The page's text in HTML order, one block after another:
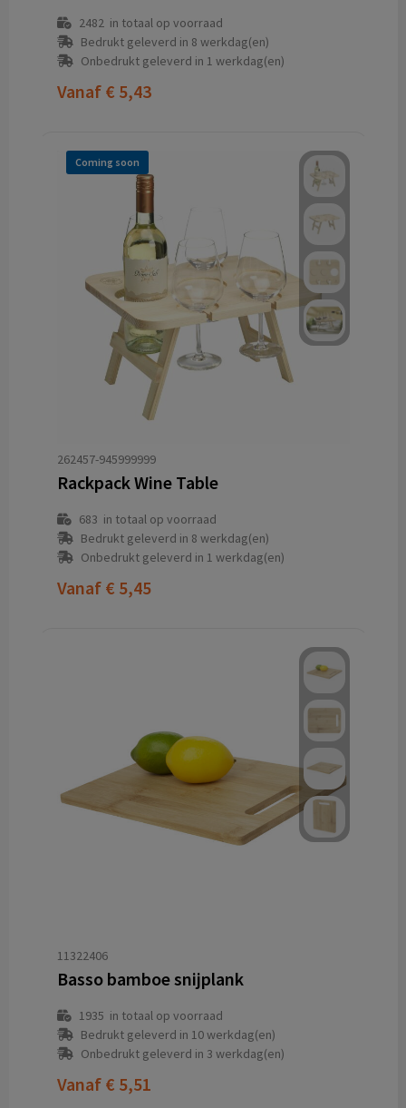
2482in totaal op voorraad
Bedrukt geleverd in 8 werkdag(en)
Onbedrukt geleverd in 1 werkdag(en)
Vanaf € 5,43
Coming soon
262457-945999999
Rackpack Wine Table
683 in totaal op voorraad
Bedrukt geleverd in 8 werkdag(en)
Onbedrukt geleverd in 1 werkdag(en)
Vanaf € 5,45
11322406
Basso bamboe snijplank
1935 in totaal op voorraad
Bedrukt geleverd in 10 werkdag(en)
Onbedrukt geleverd in 3 werkdag(en)
Vanaf € 5,51